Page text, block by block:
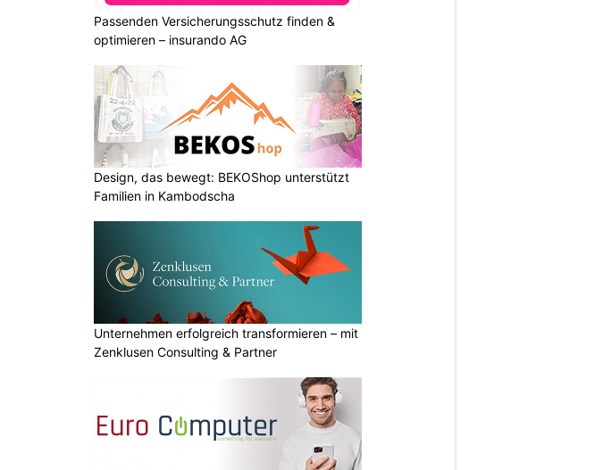
Passenden Versicherungsschutz finden &
optimieren – insurando AG
Design, das bewegt: BEKOShop unterstützt
Familien in Kambodscha
Unternehmen erfolgreich transformieren – mit
Zenklusen Consulting & Partner